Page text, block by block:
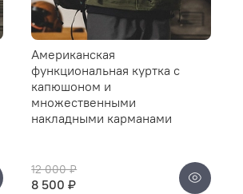
Американская
функциональная куртка с
капюшоном и
множественными
накладными карманами
12 000 ₽
8 500 ₽